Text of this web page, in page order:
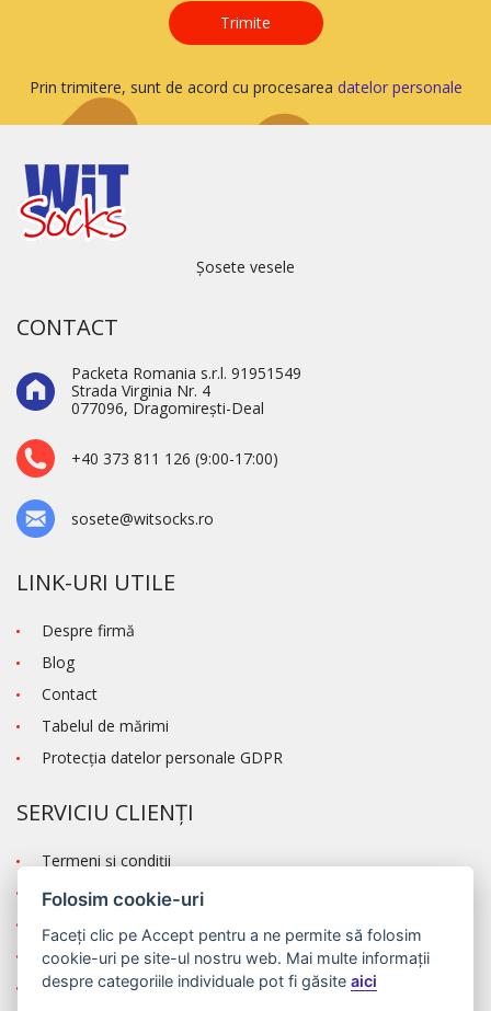
Trimite
Prin trimitere, sunt de acord cu procesarea datelor personale
Șosete vesele
CONTACT
Packeta Romania s.r.l. 91951549
Strada Virginia Nr. 4
077096, Dragomirești-Deal
+40 373 811 126 (9:00-17:00)
sosete@witsocks.ro
LINK-URI UTILE
Despre firmă
Blog
Contact
Tabelul de mărimi
Protecţia datelor personale GDPR
SERVICIU CLIENȚI
Termeni şi condiţii
Transportul și modalitatea de plată
Reclamaţie
Autentificare
Înregistrare
Folosim cookie-uri
Faceți clic pe Accept pentru a ne permite să folosim
cookie-uri pe site-ul nostru web. Mai multe informații
despre categoriile individuale pot fi găsiteaici